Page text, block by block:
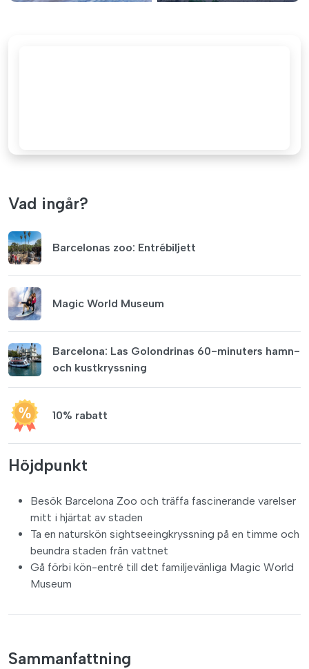
Vad ingår?
Barcelonas zoo: Entrébiljett
Magic World Museum
Barcelona: Las Golondrinas 60-minuters hamn-
och kustkryssning
10% rabatt
Höjdpunkt
Besök Barcelona Zoo och träffa fascinerande varelser
mitt i hjärtat av staden
Ta en naturskön sightseeingkryssning på en timme och
beundra staden från vattnet
Gå förbi kön-entré till det familjevänliga Magic World
Museum
Sammanfattning